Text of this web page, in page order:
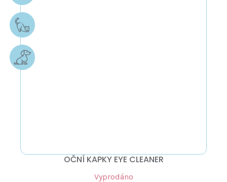
OČNÍ KAPKY EYE CLEANER
Vyprodáno